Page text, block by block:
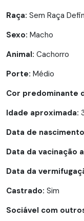
Raça: Sem Raça
Sexo: Macho
Animal: Cachorro
Porte: Médio
Cor predominante
Idade aproximada:
Data de
Data da vacinação
Data da
Castrado: Sim
Sociável com